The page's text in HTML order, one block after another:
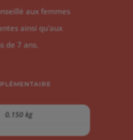
aux femmes
ainsi qu'aux
de 7 ans.
0,150 kg